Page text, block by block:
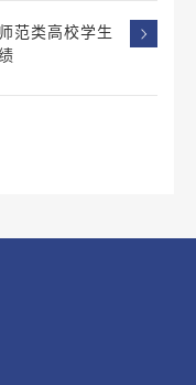
范类高校学生